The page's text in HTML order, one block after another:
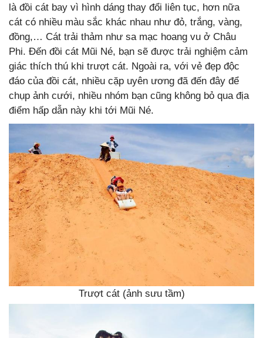
là đồi cát bay vì hình dáng thay đổi liên tục, hơn nữa
cát có nhiều màu sắc khác nhau như đỏ, trắng, vàng,
đồng,… Cát trải thảm như sa mạc hoang vu ở Châu
Phi. Đến đồi cát Mũi Né, bạn sẽ được trải nghiệm cảm
giác thích thú khi trượt cát. Ngoài ra, với vẻ đẹp độc
đáo của đồi cát, nhiều cặp uyên ương đã đến đây để
chụp ảnh cưới, nhiều nhóm bạn cũng không bỏ qua địa
điểm hấp dẫn này khi tới Mũi Né.
Trượt cát (ảnh sưu tầm)